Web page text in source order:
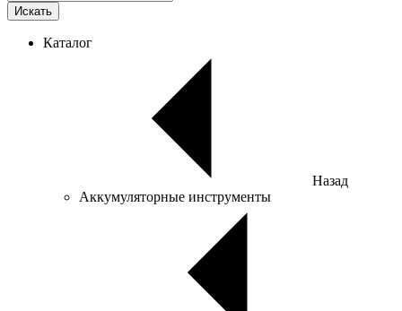
Искать
Каталог
Назад
Аккумуляторные инструменты